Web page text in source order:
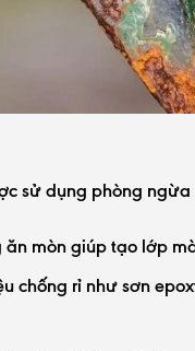
sử dụng phòng ngừa
ăn mòn giúp tạo lớp
chống rỉ như sơn